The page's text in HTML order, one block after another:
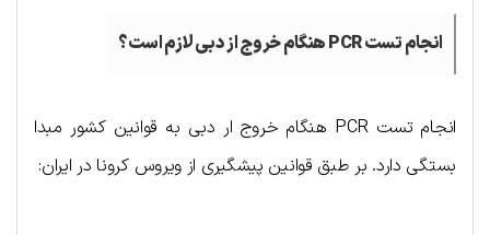
انجام تستPCRهنگام خروج از دبی لازم است؟
انجام تست PCR هنگام خروج ار دبی به قوانین کشور مبدا
بستگی دارد. بر طبق قوانین پیشگیری از ویروس کرونا در ایران: